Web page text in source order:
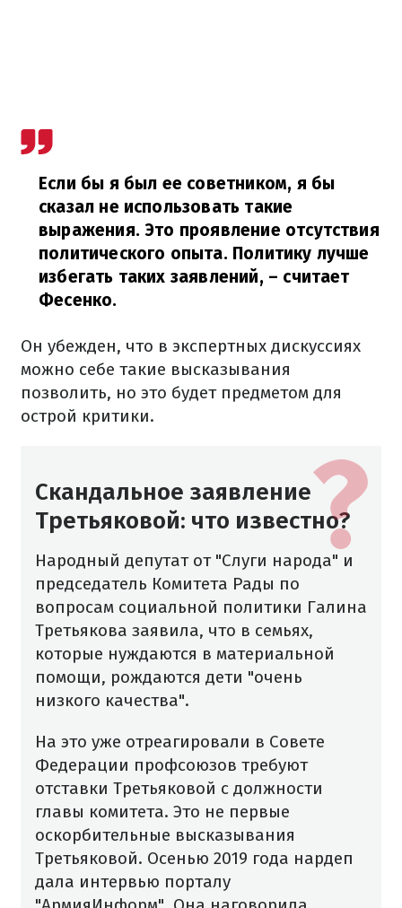
Если бы я был ее советником, я бы
сказал не использовать такие
выражения. Это проявление отсутствия
политического опыта. Политику лучше
избегать таких заявлений, – считает
Фесенко.
Он убежден, что в экспертных дискуссиях
можно себе такие высказывания
позволить, но это будет предметом для
острой критики.
Скандальное заявление
Третьяковой: что известно?
Народный депутат от "Слуги народа" и
председатель Комитета Рады по
вопросам социальной политики Галина
Третьякова заявила, что в семьях,
которые нуждаются в материальной
помощи, рождаются дети "очень
низкого качества".
На это уже отреагировали в Совете
Федерации профсоюзов требуют
отставки Третьяковой с должности
главы комитета. Это не первые
оскорбительные высказывания
Третьяковой. Осенью 2019 года нардеп
дала интервью порталу